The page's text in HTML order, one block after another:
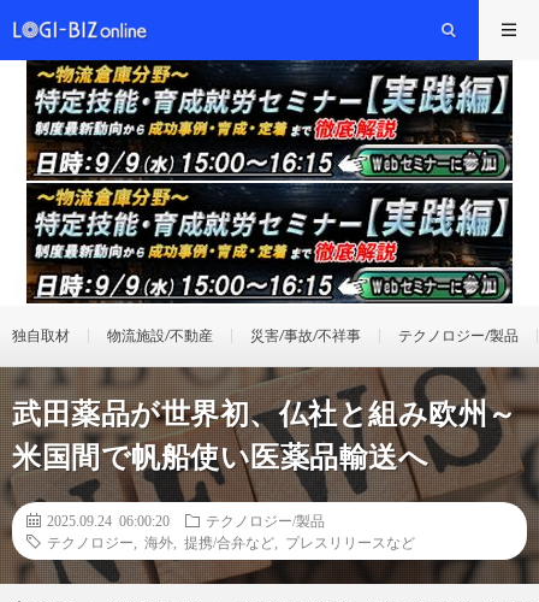
独自取材 物流施設/不動産 災害/事故/不祥事 テクノロジー/製品
武田薬品が世界初、仏社と組み欧州～
米国間で帆船使い医薬品輸送へ
2025.09.24 06:00:20
テクノロジー/製品
テクノロジー
海外 提携/合弁など プレスリリースなど